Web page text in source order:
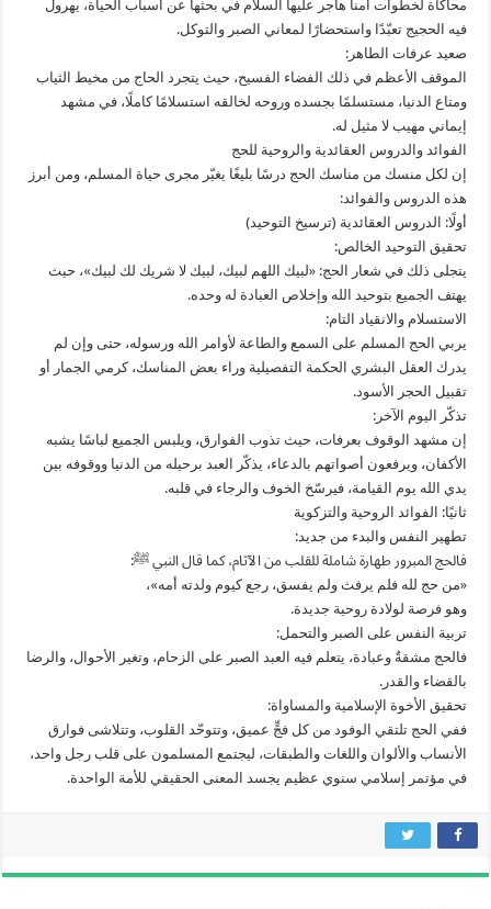
محاكاة لخطوات أمنا هاجر عليها السلام في بحثها عن أسباب الحياة، يهرول
فيه الحجيج تعبّدًا واستحضارًا لمعاني الصبر والتوكل.
صعيد عرفات الطاهر:
الموقف الأعظم في ذلك الفضاء الفسيح، حيث يتجرد الحاج من مخيط الثياب
ومتاع الدنيا، مستسلمًا بجسده وروحه لخالقه استسلامًا كاملًا، في مشهد
إيماني مهيب لا مثيل له.
الفوائد والدروس العقائدية والروحية للحج
إن لكل منسك من مناسك الحج درسًا بليغًا يغيّر مجرى حياة المسلم، ومن أبرز
هذه الدروس والفوائد:
أولًا: الدروس العقائدية (ترسيخ التوحيد)
تحقيق التوحيد الخالص:
يتجلى ذلك في شعار الحج: «لبيك اللهم لبيك، لبيك لا شريك لك لبيك»، حيث
يهتف الجميع بتوحيد الله وإخلاص العبادة له وحده.
الاستسلام والانقياد التام:
يربي الحج المسلم على السمع والطاعة لأوامر الله ورسوله، حتى وإن لم
يدرك العقل البشري الحكمة التفصيلية وراء بعض المناسك، كرمي الجمار أو
تقبيل الحجر الأسود.
تذكّر اليوم الآخر:
إن مشهد الوقوف بعرفات، حيث تذوب الفوارق، ويلبس الجميع لباسًا يشبه
الأكفان، ويرفعون أصواتهم بالدعاء، يذكّر العبد برحيله من الدنيا ووقوفه بين
يدي الله يوم القيامة، فيرسّخ الخوف والرجاء في قلبه.
ثانيًا: الفوائد الروحية والتزكوية
تطهير النفس والبدء من جديد:
فالحج المبرور طهارة شاملة للقلب من الآثام، كما قال النبي ﷺ:
«من حج لله فلم يرفث ولم يفسق، رجع كيوم ولدته أمه»،
وهو فرصة لولادة روحية جديدة.
تربية النفس على الصبر والتحمل:
فالحج مشقةٌ وعبادة، يتعلم فيه العبد الصبر على الزحام، وتغير الأحوال، والرضا
بالقضاء والقدر.
تحقيق الأخوة الإسلامية والمساواة:
ففي الحج تلتقي الوفود من كل فجٍّ عميق، وتتوحّد القلوب، وتتلاشى فوارق
الأنساب والألوان واللغات والطبقات، ليجتمع المسلمون على قلب رجل واحد،
في مؤتمر إسلامي سنوي عظيم يجسد المعنى الحقيقي للأمة الواحدة.